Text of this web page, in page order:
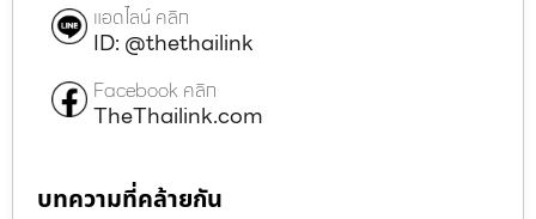
แอดไลน์ คลิก
ID: @thethailink
Facebook คลิก
TheThailink.com
บทความที่คล้ายกัน